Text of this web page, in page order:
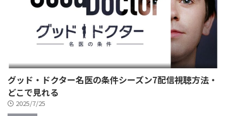
グッド・ドクター名医の条件シーズン7配信視聴方法・
どこで見れる
2025/7/25